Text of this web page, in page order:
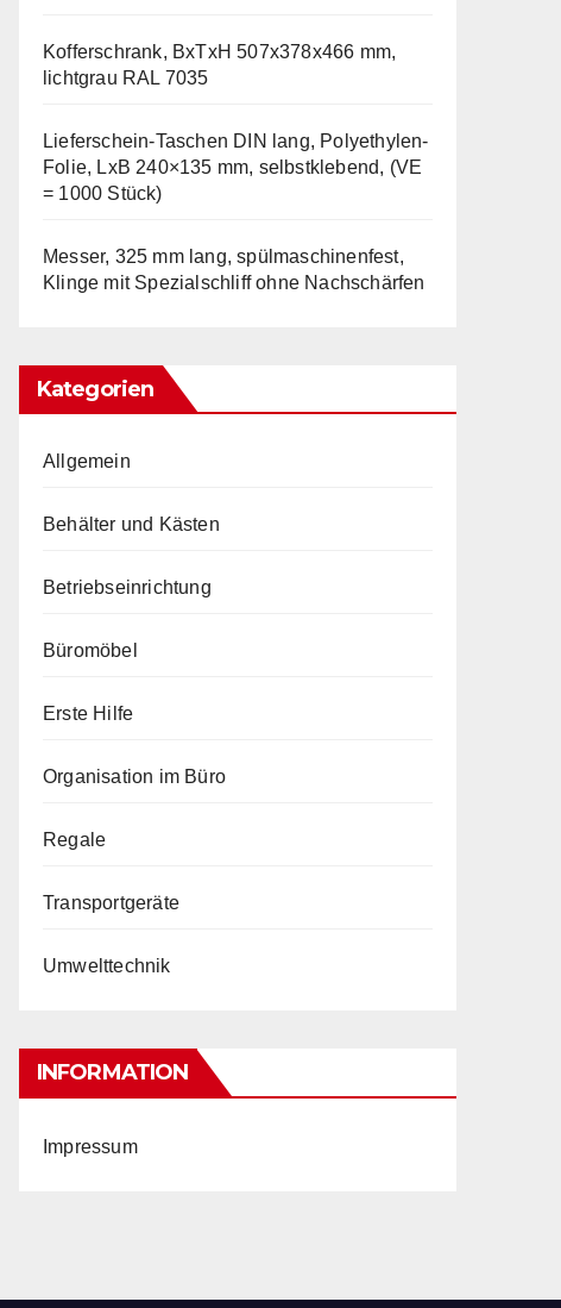
Kofferschrank, BxTxH 507x378x466 mm,
lichtgrau RAL 7035
Lieferschein-Taschen DIN lang, Polyethylen-
Folie, LxB 240×135 mm, selbstklebend, (VE
= 1000 Stück)
Messer, 325 mm lang, spülmaschinenfest,
Klinge mit Spezialschliff ohne Nachschärfen
Kategorien
Allgemein
Behälter und Kästen
Betriebseinrichtung
Büromöbel
Erste Hilfe
Organisation im Büro
Regale
Transportgeräte
Umwelttechnik
INFORMATION
Impressum